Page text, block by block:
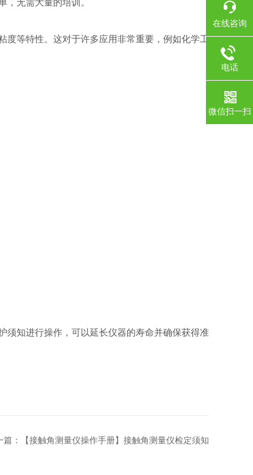
无需大量的培训。
等特性。这对于许多应用非常重要，例如化学工
知进行操作，可以延长仪器的寿命并确保获得准
篇： 【接触角测量仪操作手册】接触角测量仪检定须知
在线咨询
电话
微信扫一扫